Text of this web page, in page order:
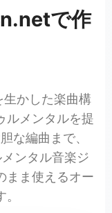
で作
かした楽曲構
ルメンタルを提
な編曲まで、
ンタル音楽ジ
まま使えるオー